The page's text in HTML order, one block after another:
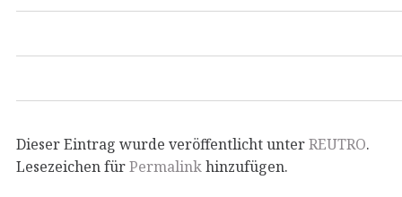
Dieser Eintrag wurde veröffentlicht unterREUTRO.
Lesezeichen fürPermalinkhinzufügen.